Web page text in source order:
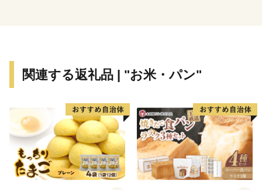
かもしれません。
ました。また同年６月２２日には「宮古・室蘭フェリー
航路」が開通、１２月には生涯学習センター「きらん」
を開設し、職員一同、よりよいまちづくりに邁進してい
るところです。
魅力でいっぱいの室蘭市をもっとよくしていくため
関連する返礼品 | "お米・パン"